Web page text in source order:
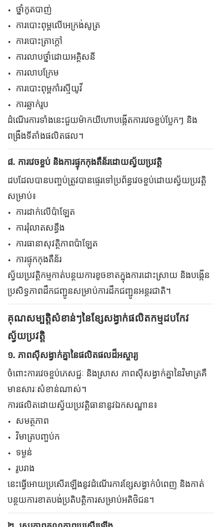
ថ្នាំកូតបាញ់
ការបោះពុម្ពលើអេក្រង់សូត្រ
ការបោះត្រាក្តៅ
ការ​លាប​ថ្នាំ​ដោយ​អគ្គិសនី
ការលាបក្រែម
ការបោះពុម្ពកាំរស្មីយូវី
ការ​ឆ្លាក់​រូប
ដំណើរការទាំងនេះជួយម៉ាកយីហោបង្កើតការវេចខ្ចប់ប្លែកៗ និង
ពង្រឹងទីតាំងផលិតផល។
៨. ការវេចខ្ចប់ និងការផ្ទុកកុងតឺន័រដោយស្វ័យប្រវត្តិ
ដបដែលបានបញ្ចប់ត្រូវបានផ្ទេរទៅប្រព័ន្ធវេចខ្ចប់ដោយស្វ័យប្រវត្តិ
សម្រាប់៖
ការដាក់លើប៉ាឡែត
ការរុំលាតសន្ធឹង
ការ​ធានា​សុវត្ថិភាព​ប៉ាឡែត
ការផ្ទុកកុងតឺន័រ
ស្វ័យប្រវត្តិកម្មកាត់បន្ថយការខូចខាតក្នុងការដោះស្រាយ និងបង្កើន
ប្រសិទ្ធភាពដឹកជញ្ជូនសម្រាប់ការដឹកជញ្ជូនអន្តរជាតិ។
គុណសម្បត្តិសំខាន់ៗនៃខ្សែសង្វាក់ផលិតកម្មដបកែវ
ស្វ័យប្រវត្តិ
១. ភាពស៊ីសង្វាក់គ្នានៃផលិតផលដ៏អស្ចារ្យ
ចំពោះការវេចខ្ចប់ភេសជ្ជៈ និងស្រាស ភាពស៊ីសង្វាក់គ្នានៃវិមាត្រគឺ
មានសារៈសំខាន់ណាស់។
ការផលិតដោយស្វ័យប្រវត្តិធានានូវឯកសណ្ឋាន៖
សមត្ថភាព
វិមាត្របញ្ចប់ក
ទម្ងន់
រូបរាង
នេះធ្វើអោយប្រសើរឡើងនូវដំណើរការខ្សែសង្វាក់បំពេញ និងកាត់
បន្ថយការខាតបង់ប្រតិបត្តិការសម្រាប់អតិថិជន។